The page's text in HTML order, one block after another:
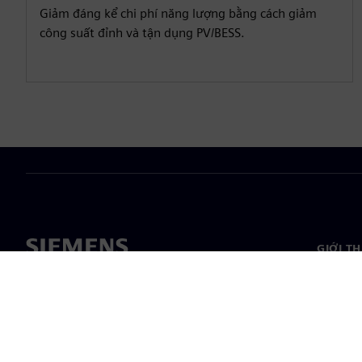
Giảm đáng kể chi phí năng lượng bằng cách giảm
công suất đỉnh và tận dụng PV/BESS.
GIỚI